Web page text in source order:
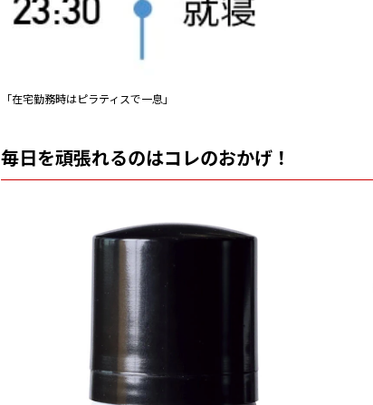
「在宅勤務時はピラティスで一息」
毎日を頑張れるのはコレのおかげ！